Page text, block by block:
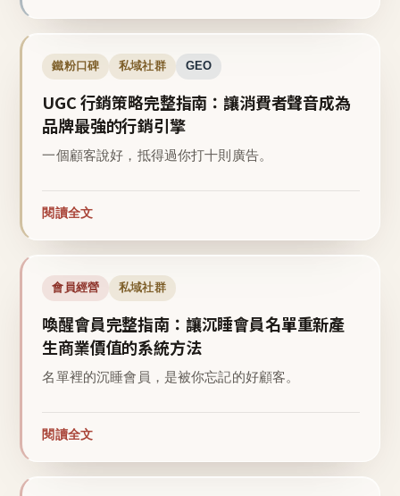
鐵粉口碑 私域社群 GEO
UGC 行銷策略完整指南：讓消費者聲音成為
品牌最強的行銷引擎
一個顧客說好，抵得過你打十則廣告。
閱讀全文
會員經營 私域社群
喚醒會員完整指南：讓沉睡會員名單重新產
生商業價值的系統方法
名單裡的沉睡會員，是被你忘記的好顧客。
閱讀全文